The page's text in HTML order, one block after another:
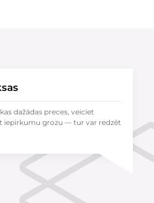
dažādas preces, veiciet
iepirkumu grozu — tur var redzēt